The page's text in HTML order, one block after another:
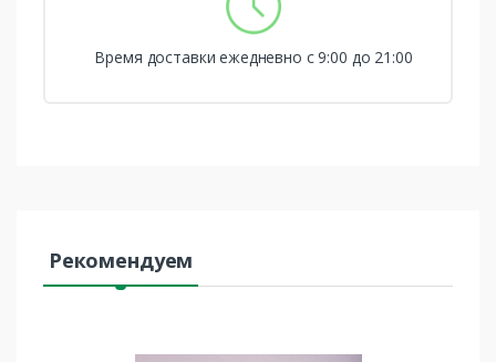
Время доставки ежедневно с 9:00 до 21:00
Рекомендуем